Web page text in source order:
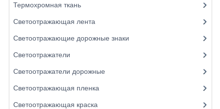
Термохромная ткань
Светоотражающая лента
Светоотражающие дорожные знаки
Светоотражатели
Светоотражатели дорожные
Светоотражающая пленка
Светоотражающая краска